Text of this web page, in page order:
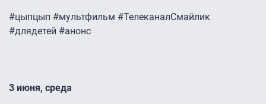
#цыпцып #мультфильм #ТелеканалСмайлик
#длядетей #анонс
3 июня, среда